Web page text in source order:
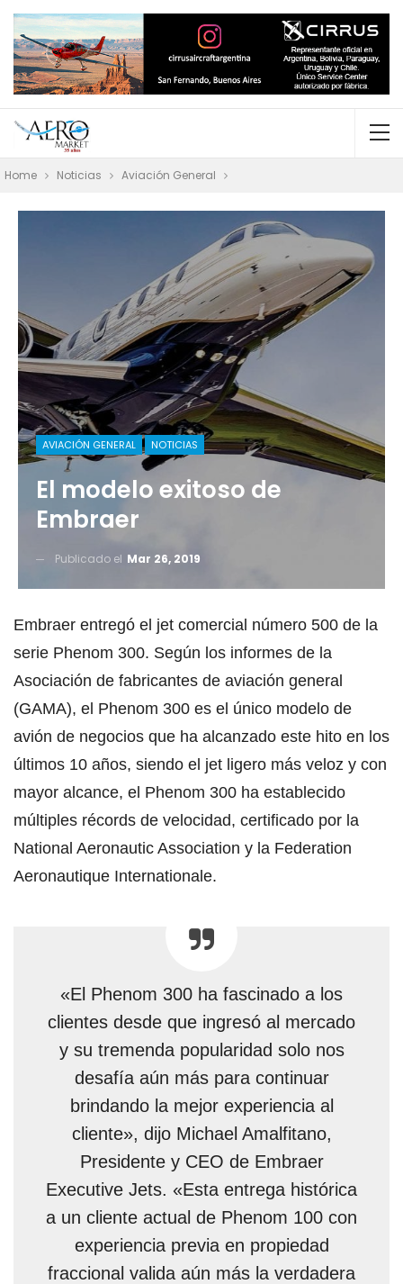
Home Noticias Aviación General
AVIACIÓN GENERAL NOTICIAS
El modelo exitoso de
Embraer
Publicado el Mar 26, 2019
Embraer entregó el jet comercial número 500 de la
serie Phenom 300. Según los informes de la
Asociación de fabricantes de aviación general
(GAMA), el Phenom 300 es el único modelo de
avión de negocios que ha alcanzado este hito en los
últimos 10 años, siendo el jet ligero más veloz y con
mayor alcance, el Phenom 300 ha establecido
múltiples récords de velocidad, certificado por la
National Aeronautic Association y la Federation
Aeronautique Internationale.
«El Phenom 300 ha fascinado a los
clientes desde que ingresó al mercado
y su tremenda popularidad solo nos
desafía aún más para continuar
brindando la mejor experiencia al
cliente», dijo Michael Amalfitano,
Presidente y CEO de Embraer
Executive Jets. «Esta entrega histórica
a un cliente actual de Phenom 100 con
experiencia previa en propiedad
fraccional valida aún más la verdadera